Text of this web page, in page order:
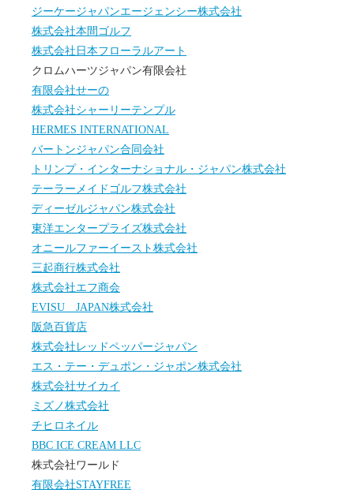
ジーケージャパンエージェンシー株式会社
株式会社本間ゴルフ
株式会社日本フローラルアート
クロムハーツジャパン有限会社
有限会社せーの
株式会社シャーリーテンプル
HERMES INTERNATIONAL
バートンジャパン合同会社
トリンプ・インターナショナル・ジャパン株式会社
テーラーメイドゴルフ株式会社
ディーゼルジャパン株式会社
東洋エンタープライズ株式会社
オニールファーイースト株式会社
三起商行株式会社
株式会社エフ商会
EVISU JAPAN株式会社
阪急百貨店
株式会社レッドペッパージャパン
エス・テー・デュポン・ジャポン株式会社
株式会社サイカイ
ミズノ株式会社
チヒロネイル
BBC ICE CREAM LLC
株式会社ワールド
有限会社STAYFREE